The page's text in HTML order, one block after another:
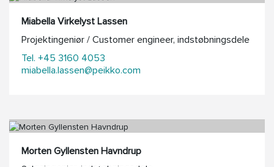
Miabella Virkelyst Lassen
Projektingeniør / Customer engineer, indstøbningsdele
Tel. +45 3160 4053
miabella.lassen@peikko.com
Morten Gyllensten Havndrup